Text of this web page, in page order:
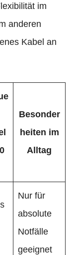
im
anderen
Kabel an
Besonder
heiten im
Alltag
Nur für
absolute
Notfälle
geeignet